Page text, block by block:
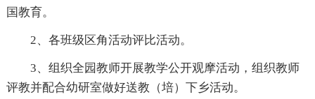
国教育。
2、各班级区角活动评比活动。
3、组织全园教师开展教学公开观摩活动，组织教师
评教并配合幼研室做好送教（培）下乡活动。